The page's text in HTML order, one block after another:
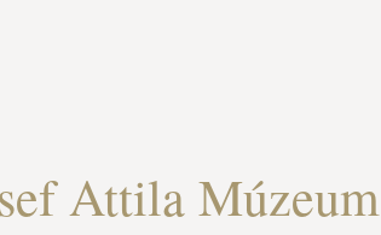
Attila Múzeum